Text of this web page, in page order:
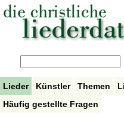
Lieder Künstler Themen
Häufig gestellte Fragen